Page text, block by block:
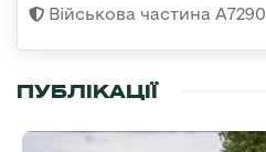
Військова частина А7290
ПУБЛІКАЦІЇ